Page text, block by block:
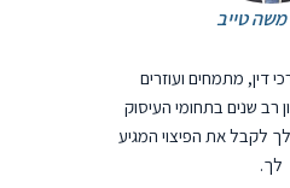
טייב
דין, מתמחים ועוזרים
רב שנים בתחומי העיסוק
לקבל את הפיצוי המגיע
לך.